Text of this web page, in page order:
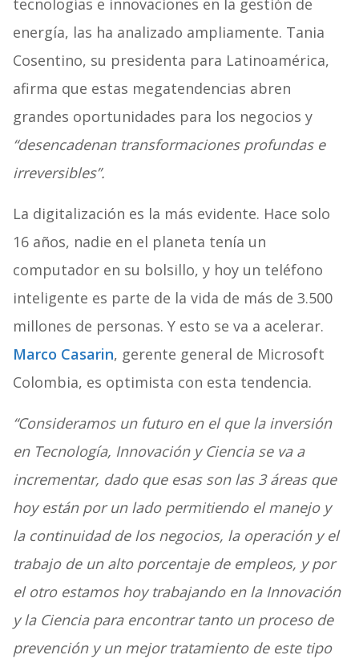
tecnologías e innovaciones en la gestión de
energía, las ha analizado ampliamente. Tania
Cosentino, su presidenta para Latinoamérica,
afirma que estas megatendencias abren
grandes oportunidades para los negocios y
“desencadenan transformaciones profundas e
irreversibles”.
La digitalización es la más evidente. Hace solo
16 años, nadie en el planeta tenía un
computador en su bolsillo, y hoy un teléfono
inteligente es parte de la vida de más de 3.500
millones de personas. Y esto se va a acelerar.
Marco Casarin, gerente general de Microsoft
Colombia, es optimista con esta tendencia.
“Consideramos un futuro en el que la inversión
en Tecnología, Innovación y Ciencia se va a
incrementar, dado que esas son las 3 áreas que
hoy están por un lado permitiendo el manejo y
la continuidad de los negocios, la operación y el
trabajo de un alto porcentaje de empleos, y por
el otro estamos hoy trabajando en la Innovación
y la Ciencia para encontrar tanto un proceso de
prevención y un mejor tratamiento de este tipo